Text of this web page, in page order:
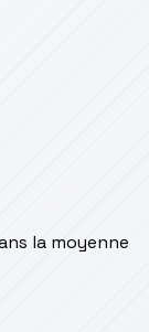
la moyenne